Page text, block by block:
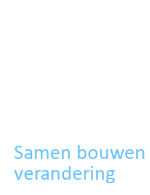
Samen
verandering